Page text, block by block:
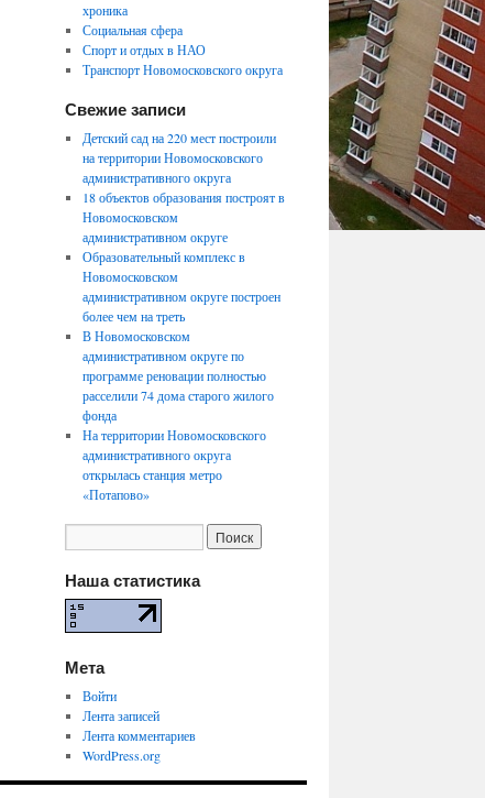
хроника
Социальная сфера
Спорт и отдых в НАО
Транспорт Новомосковского округа
Свежие записи
Детский сад на 220 мест построили
на территории Новомосковского
административного округа
18 объектов образования построят в
Новомосковском
административном округе
Образовательный комплекс в
Новомосковском
административном округе построен
более чем на треть
В Новомосковском
административном округе по
программе реновации полностью
расселили 74 дома старого жилого
фонда
На территории Новомосковского
административного округа
открылась станция метро
«Потапово»
Наша статистика
Мета
Войти
Лента записей
Лента комментариев
WordPress.org